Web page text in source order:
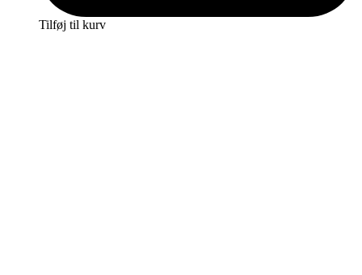
Tilføj til kurv